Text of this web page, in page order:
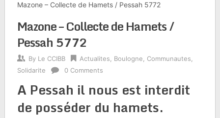
Mazone – Collecte de Hamets / Pessah 5772
Mazone – Collecte de Hamets /
Pessah 5772
By Le CCIBB Actualites Boulogne Communautes
Solidarite
0 Comments
A Pessah il nous est interdit
de posséder du hamets.